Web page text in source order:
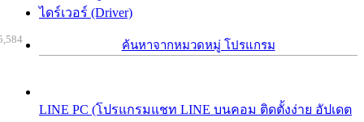
ไดร์เวอร์ (Driver)
ค้นหาจากหมวดหมู่ โปรแกรม
LINE PC (โปรแกรมแชท LINE บนคอม ติดตั้งง่าย อัปเดต